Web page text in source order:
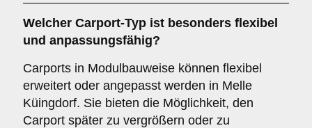
Welcher Carport-Typ ist besonders flexibel
und anpassungsfähig?
Carports in Modulbauweise können flexibel
erweitert oder angepasst werden in Melle
Küingdorf. Sie bieten die Möglichkeit, den
Carport später zu vergrößern oder zu